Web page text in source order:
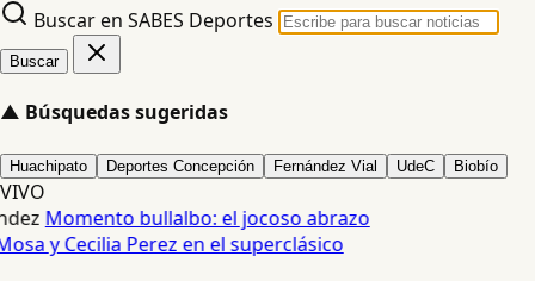
Buscar en SABES Deportes
Buscar
▲ Búsquedas sugeridas
Huachipato Deportes Concepción Fernández Vial UdeC Biobío
VIVO
Momento bullalbo: el jocoso abrazo
y Cecilia Perez en el superclásico